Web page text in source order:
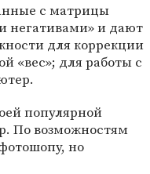
с матрицы
негативами» и дают
для коррекции
«вес»; для работы с
популярной
По возможностям
но